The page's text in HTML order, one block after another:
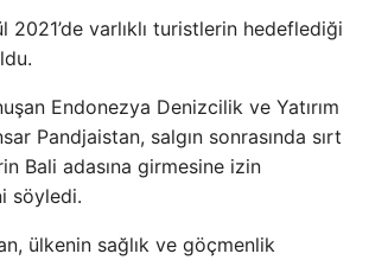
2021’de varlıklı turistlerin hedeflediği
Endonezya Denizcilik ve Yatırım
Pandjaistan, salgın sonrasında sırt
Bali adasına girmesine izin
söyledi.
ülkenin sağlık ve göçmenlik